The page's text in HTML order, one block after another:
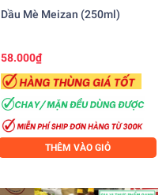
Dầu Mè Meizan (250ml)
58.000₫
THÊM VÀO GIỎ